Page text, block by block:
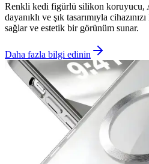
Renkli kedi figürlü silikon koruyucu,
dayanıklı ve şık tasarımıyla
sağlar ve estetik bir görünüm sunar.
Daha fazla bilgi edinin